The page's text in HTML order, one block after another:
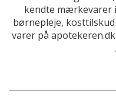
kendte mærkevarer
børnepleje,
varer på